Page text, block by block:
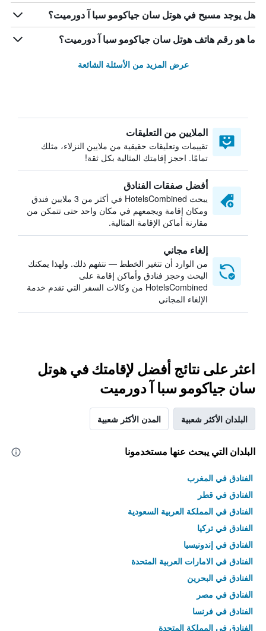
هل يوجد مسبح في هوتل سان جياكومو سبا آ دورميت؟
ما هو رقم هاتف هوتل سان جياكومو سبا آ دورميت؟
عرض المزيد من الأسئلة الشائعة
الملايين من التعليقات
تقييمات وتعليقات حقيقية من ملايين النزلاء، مثلك
تمامًا. احجز إقامتك المثالية بكل ثقة!
أفضل صفقات الفنادق
يبحث HotelsCombined في أكثر من 3 ملايين فندق
ومكان إقامة ويجمعهم في مكان واحد حتى تتمكن من
مقارنة أماكن الإقامة المثالية.
إلغاء مجاني
من الوارد أن تتغير الخطط — نتفهم ذلك. ولهذا يمكنك
البحث وحجز فنادق وأماكن إقامة على
HotelsCombined من وكالات السفر التي تقدم خدمة
الإلغاء المجاني
اعثر على نتائج أفضل لإقامتك في هوتل
سان جياكومو سبا آ دورميت
البلدان الأكثر شعبية المدن الأكثر شعبية
البلدان التي يبحث عنها مستخدمونا
الفنادق في المغرب
الفنادق في قطر
الفنادق في المملكة العربية السعودية
الفنادق في تركيا
الفنادق في إندونيسيا
الفنادق في الامارات العربية المتحدة
الفنادق في البحرين
الفنادق في مصر
الفنادق في فرنسا
الفنادق في المملكة المتحدة